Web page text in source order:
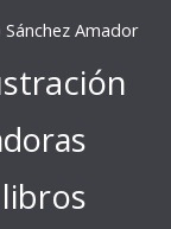
Sánchez Amador
libros